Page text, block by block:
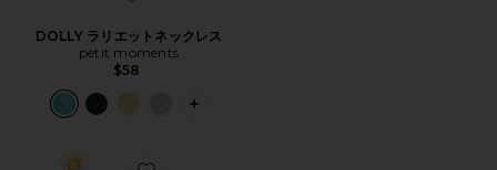
DOLLY ラリエットネックレス
petit moments
$58
PLUS ICON TO SEE MORE OPTIONS